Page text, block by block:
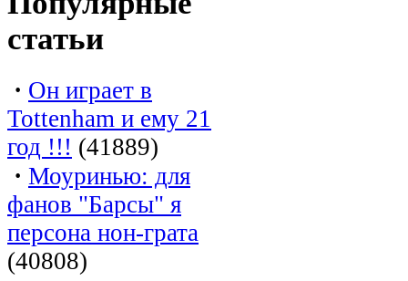
статьи
· Он играет в
Tottenham и ему 21
год !!! (41889)
· Моуринью: для
фанов "Барсы" я
персона нон-грата
(40808)